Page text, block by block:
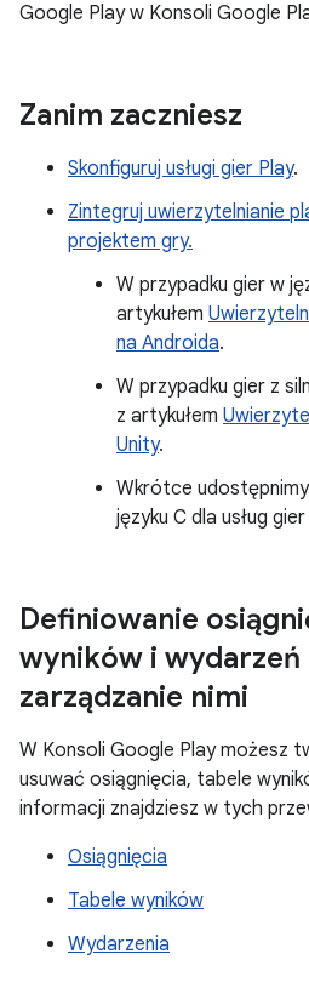
Google Play w Konsoli Google
Zanim zaczniesz
Skonfiguruj usługi gier Play.
Zintegruj uwierzytelnianie
projektem gry.
W przypadku gier w
artykułem
na Androida.
W przypadku gier z
z artykułem
Unity.
Wkrótce
języku C dla usług gier
Definiowanie
wyników i wydarzeń
zarządzanie nimi
W Konsoli Google Play możesz
usuwać osiągnięcia, tabele
informacji znajdziesz w tych
Osiągnięcia
Tabele wyników
Wydarzenia